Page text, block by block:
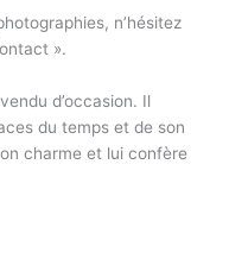
n’hésitez
».
d’occasion. Il
du temps et de son
charme et lui confère